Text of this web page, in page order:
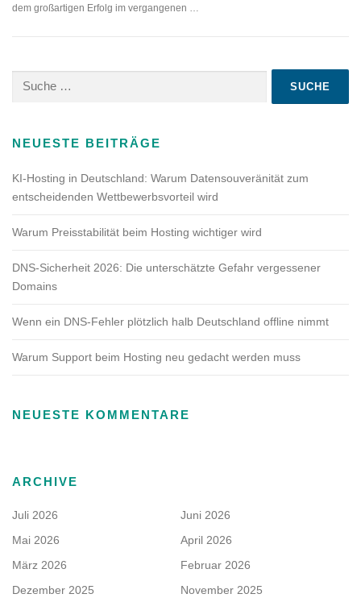
dem großartigen Erfolg im vergangenen …
nach:
NEUESTE BEITRÄGE
KI-Hosting in Deutschland: Warum Datensouveränität zum
entscheidenden Wettbewerbsvorteil wird
Warum Preisstabilität beim Hosting wichtiger wird
DNS-Sicherheit 2026: Die unterschätzte Gefahr vergessener
Domains
Wenn ein DNS-Fehler plötzlich halb Deutschland offline nimmt
Warum Support beim Hosting neu gedacht werden muss
NEUESTE KOMMENTARE
ARCHIVE
Juli 2026
Juni 2026
Mai 2026
April 2026
März 2026
Februar 2026
Dezember 2025
November 2025